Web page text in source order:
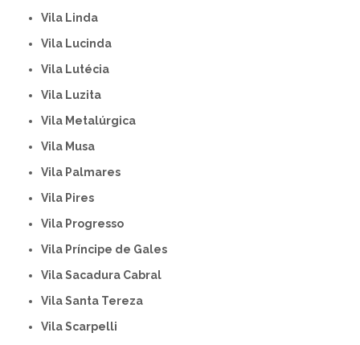
Vila Linda
Vila Lucinda
Vila Lutécia
Vila Luzita
Vila Metalúrgica
Vila Musa
Vila Palmares
Vila Pires
Vila Progresso
Vila Príncipe de Gales
Vila Sacadura Cabral
Vila Santa Tereza
Vila Scarpelli